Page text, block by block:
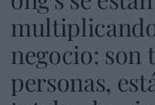
negocio: son
personas,